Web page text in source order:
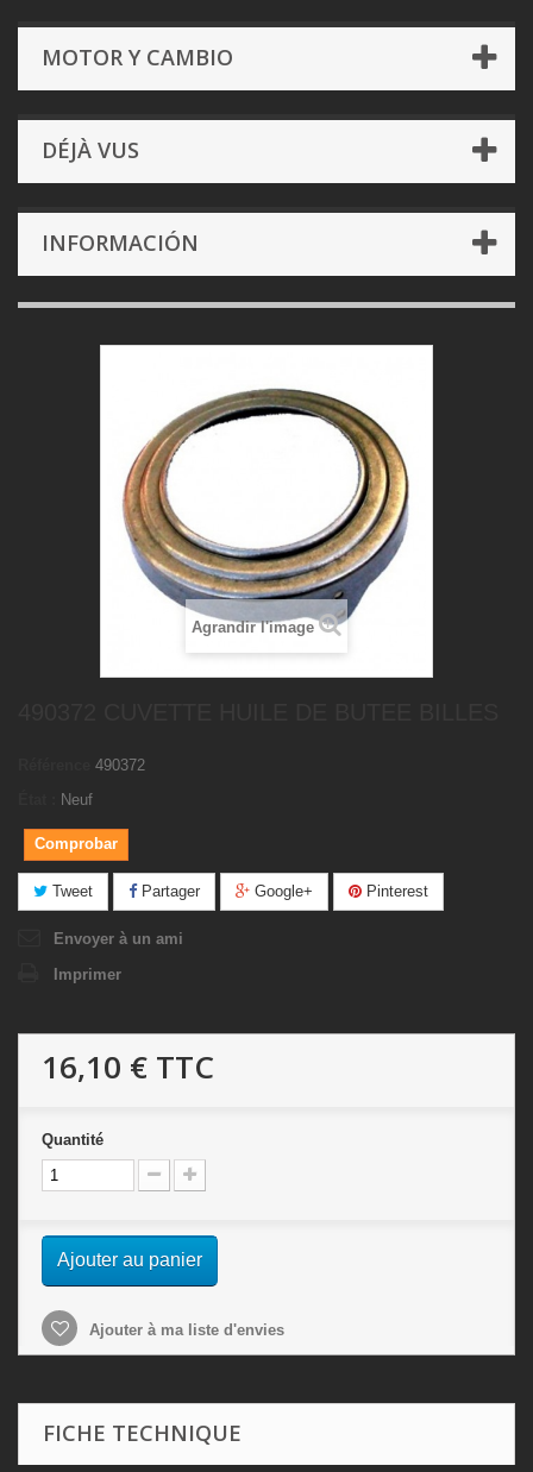
MOTOR Y CAMBIO
DÉJÀ VUS
INFORMACIÓN
Agrandir l'image
490372
Neuf
Comprobar
Tweet Partager Google+ Pinterest
Envoyer à un ami
Imprimer
16,10 € TTC
Quantité
Ajouter au panier
Ajouter à ma liste d'envies
FICHE TECHNIQUE